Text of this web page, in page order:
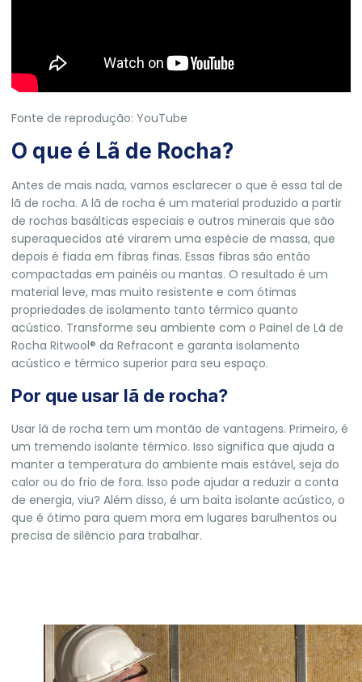
Fonte de reprodução: YouTube
O que é Lã de Rocha?
Antes de mais nada, vamos esclarecer o que é essa tal de
lã de rocha. A lã de rocha é um material produzido a partir
de rochas basálticas especiais e outros minerais que são
superaquecidos até virarem uma espécie de massa, que
depois é fiada em fibras finas. Essas fibras são então
compactadas em painéis ou mantas. O resultado é um
material leve, mas muito resistente e com ótimas
propriedades de isolamento tanto térmico quanto
acústico. Transforme seu ambiente com o Painel de Lã de
Rocha Ritwool® da Refracont e garanta isolamento
acústico e térmico superior para seu espaço.
Por que usar lã de rocha?
Usar lã de rocha tem um montão de vantagens. Primeiro, é
um tremendo isolante térmico. Isso significa que ajuda a
manter a temperatura do ambiente mais estável, seja do
calor ou do frio de fora. Isso pode ajudar a reduzir a conta
de energia, viu? Além disso, é um baita isolante acústico, o
que é ótimo para quem mora em lugares barulhentos ou
precisa de silêncio para trabalhar.